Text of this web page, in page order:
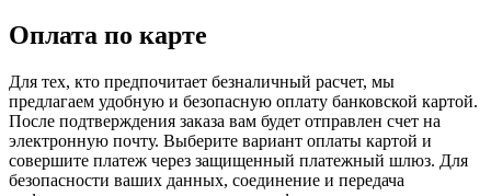
Оплата по карте
Для тех, кто предпочитает безналичный расчет, мы
предлагаем удобную и безопасную оплату банковской картой.
После подтверждения заказа вам будет отправлен счет на
электронную почту. Выберите вариант оплаты картой и
совершите платеж через защищенный платежный шлюз. Для
безопасности ваших данных, соединение и передача